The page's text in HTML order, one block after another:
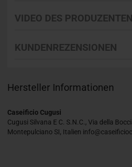
VIDEO DES PRODUZENTEN
KUNDENREZENSIONEN
Hersteller Informationen
Caseificio Cugusi
Cugusi Silvana E C. S.N.C., Via della
Montepulciano SI, Italien